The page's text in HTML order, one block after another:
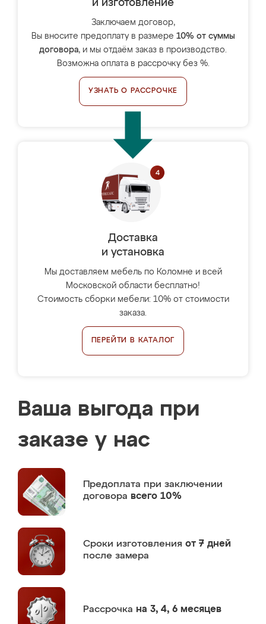
и изготовление
Заключаем договор,
Вы вносите предоплату в размере 10% от суммы
договора, и мы отдаём заказ в производство.
Возможна оплата в рассрочку без %.
УЗНАТЬ О РАССРОЧКЕ
Доставка
и установка
Мы доставляем мебель по Коломне и всей
Московской области бесплатно!
Стоимость сборки мебели: 10% от стоимости
заказа.
ПЕРЕЙТИ В КАТАЛОГ
Ваша выгода при
заказе у нас
Предоплата при заключении
договора всего 10%
Сроки изготовления от 7 дней
после замера
Рассрочка на 3, 4, 6 месяцев